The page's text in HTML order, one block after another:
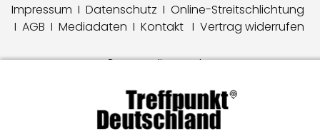
Impressum I Datenschutz I Online-Streitschlichtung
I AGB I Mediadaten I Kontakt I Vertrag widerrufen
© LW Medien GmbH